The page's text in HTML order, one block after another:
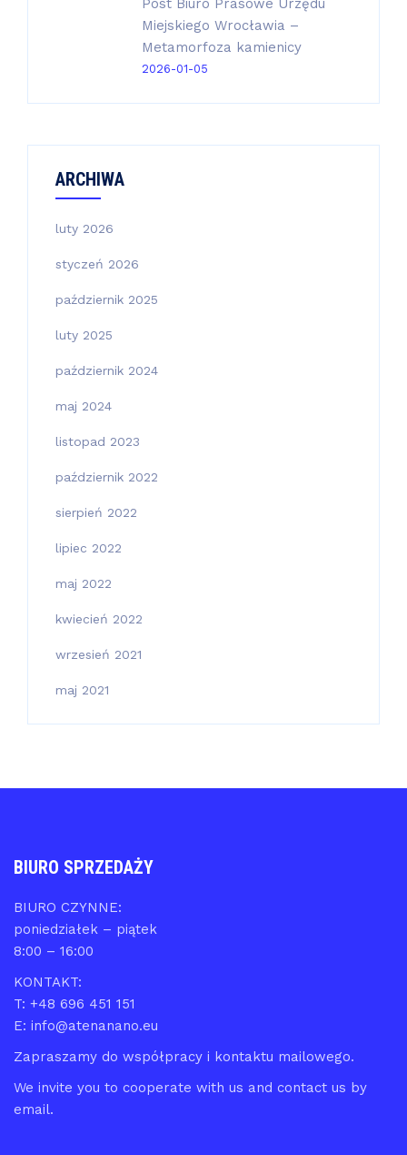
Post Biuro Prasowe Urzędu
Miejskiego Wrocławia –
Metamorfoza kamienicy
2026-01-05
ARCHIWA
luty 2026
styczeń 2026
październik 2025
luty 2025
październik 2024
maj 2024
listopad 2023
październik 2022
sierpień 2022
lipiec 2022
maj 2022
kwiecień 2022
wrzesień 2021
maj 2021
BIURO SPRZEDAŻY
BIURO CZYNNE:
poniedziałek – piątek
8:00 – 16:00
KONTAKT:
T: +48 696 451 151
E: info@atenanano.eu
Zapraszamy do współpracy i kontaktu mailowego.
We invite you to cooperate with us and contact us by
email.